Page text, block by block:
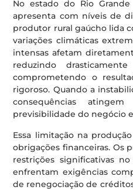
No estado do Rio
apresenta com níveis de
produtor rural gaúcho lida
variações climáticas
intensas afetam
reduzindo
comprometendo o
rigoroso. Quando a
consequências
previsibilidade do negócio
Essa limitação na
obrigações financeiras. Os
restrições significativas
enfrentam exigências
de renegociação de